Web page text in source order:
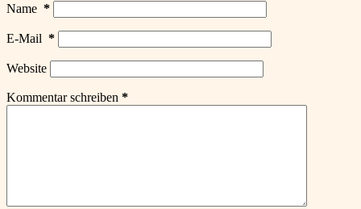
Name *
E-Mail *
Website
Kommentar schreiben *